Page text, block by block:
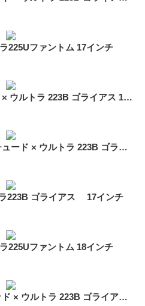
225Uファントム 17インチ
レネゲード トレイルホーク × ウルトラ 223B ゴライアス 17インチ 装着イメージ
ジープ チェロキー ロンジチュード × ウルトラ 223B ゴライアス 17インチ
223B ゴライアス 17インチ
225Uファントム 18インチ
ジープ チェロキー リミテッド × ウルトラ 223B ゴライアス 17インチ 装着イメージ